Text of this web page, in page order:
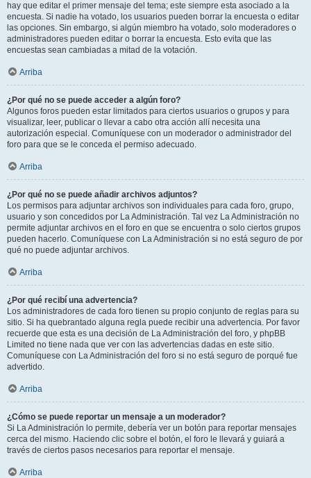
hay que editar el primer mensaje del tema; este siempre esta asociado a la
encuesta. Si nadie ha votado, los usuarios pueden borrar la encuesta o editar
las opciones. Sin embargo, si algún miembro ha votado, solo moderadores o
administradores pueden editar o borrar la encuesta. Esto evita que las
encuestas sean cambiadas a mitad de la votación.
Arriba
¿Por qué no se puede acceder a algún foro?
Algunos foros pueden estar limitados para ciertos usuarios o grupos y para
visualizar, leer, publicar o llevar a cabo otra acción allí necesita una
autorización especial. Comuníquese con un moderador o administrador del
foro para que se le conceda el permiso adecuado.
Arriba
¿Por qué no se puede añadir archivos adjuntos?
Los permisos para adjuntar archivos son individuales para cada foro, grupo,
usuario y son concedidos por La Administración. Tal vez La Administración no
permite adjuntar archivos en el foro en que se encuentra o solo ciertos grupos
pueden hacerlo. Comuníquese con La Administración si no está seguro de por
qué no puede adjuntar archivos.
Arriba
¿Por qué recibí una advertencia?
Los administradores de cada foro tienen su propio conjunto de reglas para su
sitio. Si ha quebrantado alguna regla puede recibir una advertencia. Por favor
recuerde que esta es una decisión de La Administración del foro, y phpBB
Limited no tiene nada que ver con las advertencias dadas en este sitio.
Comuníquese con La Administración del foro si no está seguro de porqué fue
advertido.
Arriba
¿Cómo se puede reportar un mensaje a un moderador?
Si La Administración lo permite, debería ver un botón para reportar mensajes
cerca del mismo. Haciendo clic sobre el botón, el foro le llevará y guiará a
través de ciertos pasos necesarios para reportar el mensaje.
Arriba